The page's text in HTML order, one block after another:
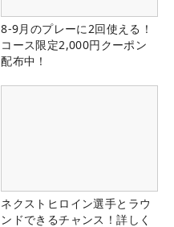
8-9月のプレーに2回使える！
コース限定2,000円クーポン
配布中！
ネクストヒロイン選手とラウ
ンドできるチャンス！詳しく